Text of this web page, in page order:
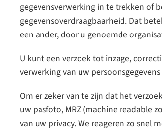
gegevensverwerking in te trekken of
gegevensoverdraagbaarheid. Dat
een ander, door u genoemde
U kunt een verzoek tot inzage,
verwerking van uw
Om er zeker van te zijn dat het
uw pasfoto, MRZ (machine readable
van uw privacy. We reageren zo snel